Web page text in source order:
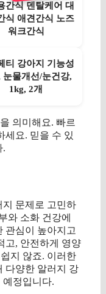
간식 덴탈케어 대
식 애견간식 노즈
워크간식
티 강아지 기능성
눈물개선/눈건강,
1kg, 2개
의미해요. 빠르
세요. 믿을 수 있
.
문제로 고민하
와 소화 건강에
관심이 높아지고
고, 안전하게 영양
지 않죠. 이러한
다양한 알러지 강
예정입니다.